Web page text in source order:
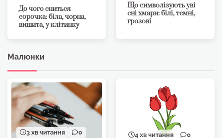
До чого сниться
сорочка: біла, чорна,
вишита, у клітинку
Що символізують уві
сні хмари: білі, темні,
грозові
Малюнки
3 хв читання 0 4 хв читання 0